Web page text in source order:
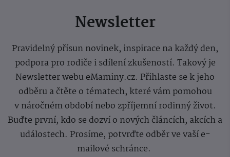
Newsletter
Pravidelný přísun novinek, inspirace na každý den,
podpora pro rodiče i sdílení zkušeností. Takový je
Newsletter webu eMaminy.cz. Přihlaste se k jeho
odběru a čtěte o tématech, které vám pomohou
v náročném období nebo zpříjemní rodinný život.
Buďte první, kdo se dozví o nových článcích, akcích a
událostech. Prosíme, potvrďte odběr ve vaší e-
mailové schránce.